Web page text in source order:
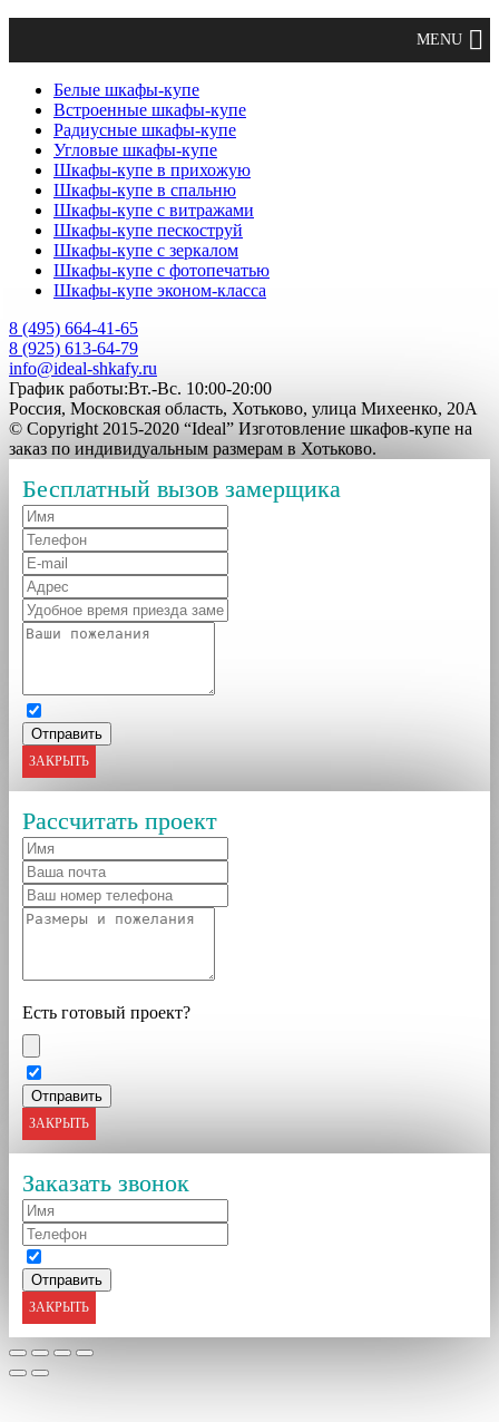
Белые шкафы-купе
Встроенные шкафы-купе
Радиусные шкафы-купе
Угловые шкафы-купе
Шкафы-купе в прихожую
Шкафы-купе в спальню
Шкафы-купе с витражами
Шкафы-купе пескоструй
Шкафы-купе с зеркалом
Шкафы-купе с фотопечатью
Шкафы-купе эконом-класса
8 (495) 664-41-65
8 (925) 613-64-79
info@ideal-shkafy.ru
График работы:Вт.-Вс. 10:00-20:00
Россия, Московская область, Хотьково, улица Михеенко, 20А
© Copyright 2015-2020 “Ideal” Изготовление шкафов-купе на
заказ по индивидуальным размерам в Хотьково.
Бесплатный вызов замерщика
ЗАКРЫТЬ
Рассчитать проект
Есть готовый проект?
ЗАКРЫТЬ
Заказать звонок
ЗАКРЫТЬ